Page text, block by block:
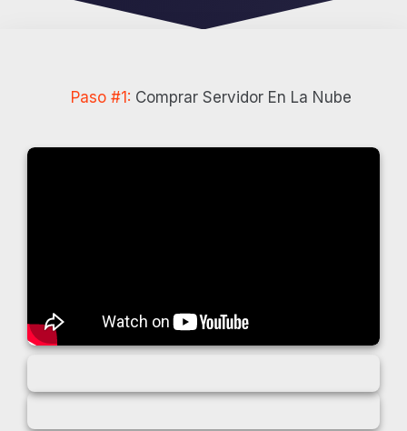
Paso #1: Comprar Servidor En La Nube